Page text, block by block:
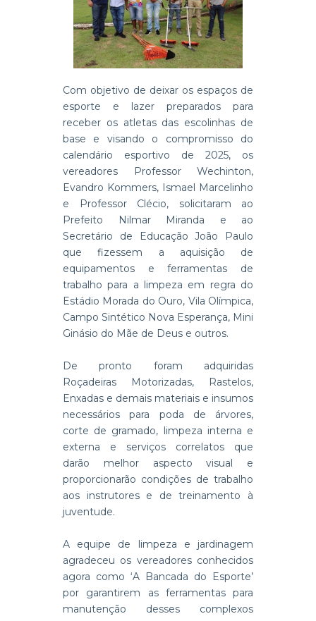
Com objetivo de deixar os espaços de
esporte e lazer preparados para
receber os atletas das escolinhas de
base e visando o compromisso do
calendário esportivo de 2025, os
vereadores Professor Wechinton,
Evandro Kommers, Ismael Marcelinho
e Professor Clécio, solicitaram ao
Prefeito Nilmar Miranda e ao
Secretário de Educação João Paulo
que fizessem a aquisição de
equipamentos e ferramentas de
trabalho para a limpeza em regra do
Estádio Morada do Ouro, Vila Olímpica,
Campo Sintético Nova Esperança, Mini
Ginásio do Mãe de Deus e outros.
De pronto foram adquiridas
Roçadeiras Motorizadas, Rastelos,
Enxadas e demais materiais e insumos
necessários para poda de árvores,
corte de gramado, limpeza interna e
externa e serviços correlatos que
darão melhor aspecto visual e
proporcionarão condições de trabalho
aos instrutores e de treinamento à
juventude.
A equipe de limpeza e jardinagem
agradeceu os vereadores conhecidos
agora como ‘A Bancada do Esporte’
por garantirem as ferramentas para
manutenção desses complexos